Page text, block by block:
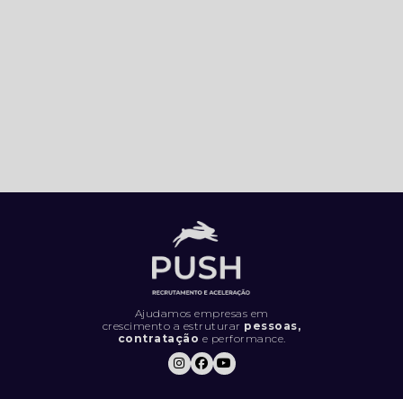
Ajudamos empresas em
crescimento a estruturar pessoas,
contratação e performance.